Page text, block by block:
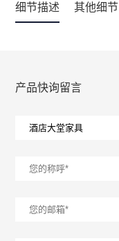
细节描述 其他细节
产品快询留言